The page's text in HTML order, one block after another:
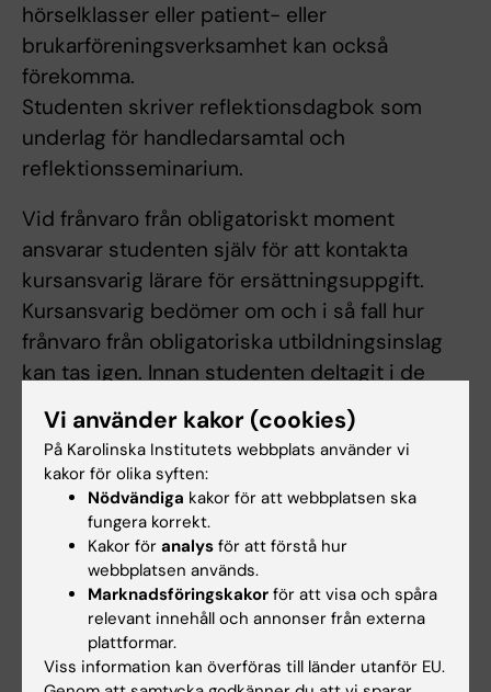
hörselklasser eller patient- eller
brukarföreningsverksamhet kan också
förekomma.
Studenten skriver reflektionsdagbok som
underlag för handledarsamtal och
reflektionsseminarium.
Vid frånvaro från obligatoriskt moment
ansvarar studenten själv för att kontakta
kursansvarig lärare för ersättningsuppgift.
Kursansvarig bedömer om och i så fall hur
frånvaro från obligatoriska utbildningsinslag
kan tas igen. Innan studenten deltagit i de
obligatoriska utbildningsinslagen eller tagit
igen frånvaro i enlighet med kursansvarigs
anvisningar kan inte studieresultaten
slutrapporteras.
Frånvaro från ett obligatoriskt
utbildningsmoment kan innebära att den
studerande inte kan ta igen tillfället förrän
nästa gång kursen ges
Vi använder kakor (cookies)
På Karolinska Institutets webbplats använder vi
kakor för olika syften:
Nödvändiga kakor för att webbplatsen ska
fungera korrekt.
Kakor för analys för att förstå hur
webbplatsen används.
Marknadsföringskakor för att visa och spåra
relevant innehåll och annonser från externa
plattformar.
Viss information kan överföras till länder utanför EU.